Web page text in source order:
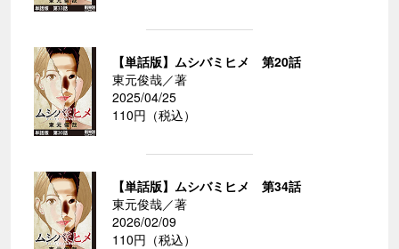
【単話版】ムシバミヒメ 第20話
東元俊哉／著
2025/04/25
110円（税込）
【単話版】ムシバミヒメ 第34話
東元俊哉／著
2026/02/09
110円（税込）